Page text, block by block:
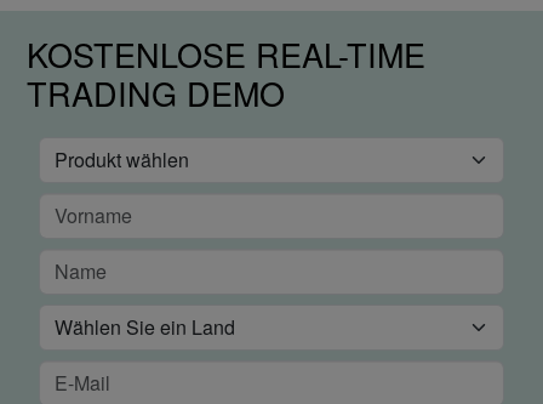
KOSTENLOSE REAL-TIME
TRADING DEMO